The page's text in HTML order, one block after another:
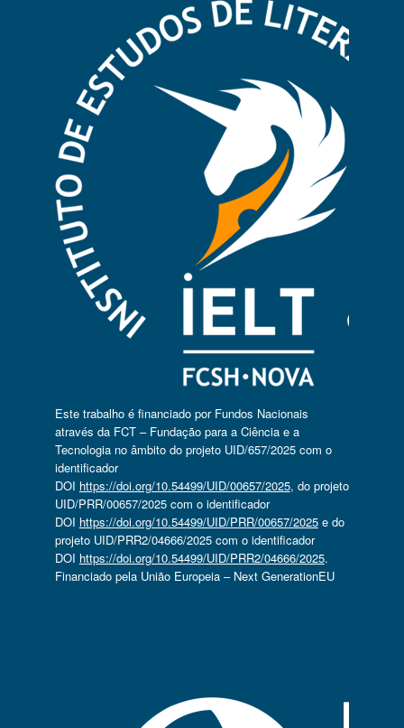
Este trabalho é financiado por Fundos Nacionais
através da FCT – Fundação para a Ciência e a
Tecnologia no âmbito do projeto UID/657/2025 com o
identificador
DOI https://doi.org/10.54499/UID/00657/2025, do projeto
UID/PRR/00657/2025 com o identificador
DOI https://doi.org/10.54499/UID/PRR/00657/2025e do
projeto UID/PRR2/04666/2025 com o identificador
DOI https://doi.org/10.54499/UID/PRR2/04666/2025.
Financiado pela União Europeia – Next GenerationEU